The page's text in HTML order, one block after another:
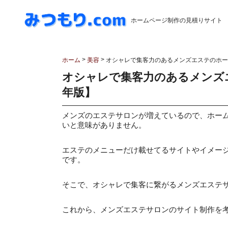
ホームページ制作の見積りサイト
ホーム > 美容 > オシャレで集客力のあるメンズエステのホ
オシャレで集客力のあるメン
年版】
メンズのエステサロンが増えているので、ホ
いと意味がありません。
エステのメニューだけ載せてるサイトやイメー
です。
そこで、オシャレで集客に繋がるメンズエステ
これから、メンズエステサロンのサイト制作を